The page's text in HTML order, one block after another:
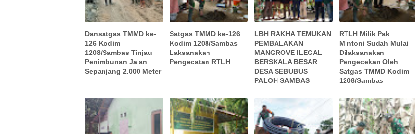
Dansatgas TMMD ke-
126 Kodim
1208/Sambas Tinjau
Penimbunan Jalan
Sepanjang 2.000 Meter
Satgas TMMD ke-126
Kodim 1208/Sambas
Laksanakan
Pengecatan RTLH
LBH RAKHA TEMUKAN
PEMBALAKAN
MANGROVE ILEGAL
BERSKALA BESAR
DESA SEBUBUS
PALOH SAMBAS
RTLH Milik Pak
Mintoni Sudah Mulai
Dilaksanakan
Pengecekan Oleh
Satgas TMMD Kodim
1208/Sambas